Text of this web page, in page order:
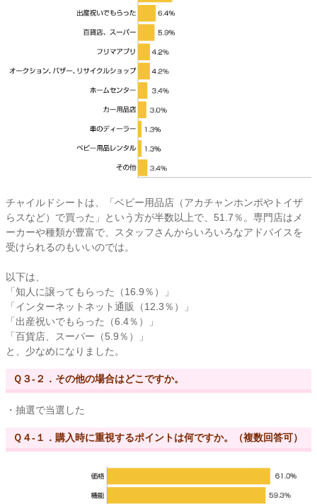
チャイルドシートは、「ベビー用品店（アカチャンホンポやトイザ
らスなど）で買った」という方が半数以上で、51.7％。専門店はメ
ーカーや種類が豊富で、スタッフさんからいろいろなアドバイスを
受けられるのもいいのでは。
以下は、
「知人に譲ってもらった（16.9％）」
「インターネットネット通販（12.3％）」
「出産祝いでもらった（6.4％）」
「百貨店、スーパー（5.9％）」
と、少なめになりました。
Ｑ３-２．その他の場合はどこですか。
・抽選で当選した
Ｑ４-１．購入時に重視するポイントは何ですか。（複数回答可）